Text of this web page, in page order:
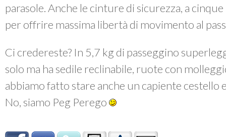
parasole. Anche le cinture di sicurezza, a
per offrire massima libertà di movimento al
Ci credereste? In 5,7 kg di passeggino
solo ma ha sedile reclinabile, ruote con
abbiamo fatto stare anche un capiente cestello
No, siamo Peg Perego